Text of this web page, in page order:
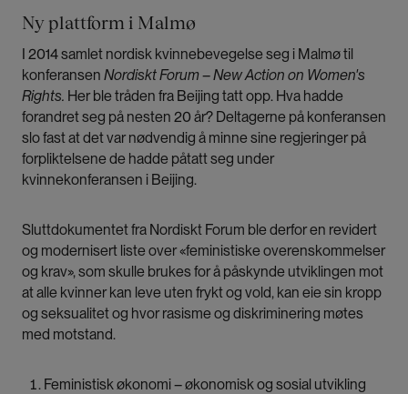
Ny plattform i Malmø
I 2014 samlet nordisk kvinnebevegelse seg i Malmø til
konferansen Nordiskt Forum–New Action on Women's
Rights. Her ble tråden fra Beijing tatt opp. Hva hadde
forandret seg på nesten 20 år? Deltagerne på konferansen
slo fast at det var nødvendig å minne sine regjeringer på
forpliktelsene de hadde påtatt seg under
kvinnekonferansen i Beijing.
Sluttdokumentet fra Nordiskt Forum ble derfor en revidert
og modernisert liste over «feministiske overenskommelser
og krav», som skulle brukes for å påskynde utviklingen mot
at alle kvinner kan leve uten frykt og vold, kan eie sin kropp
og seksualitet og hvor rasisme og diskriminering møtes
med motstand.
Feministisk økonomi – økonomisk og sosial utvikling